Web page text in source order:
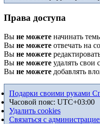
Права доступа
Вы не можете начинать
Вы не можете отвечать на
Вы не можете
Вы не можете удалять свои
Вы не можете добавлять
Подарки своими руками
Часовой пояс: UTC+03:00
Удалить cookies
Связаться с